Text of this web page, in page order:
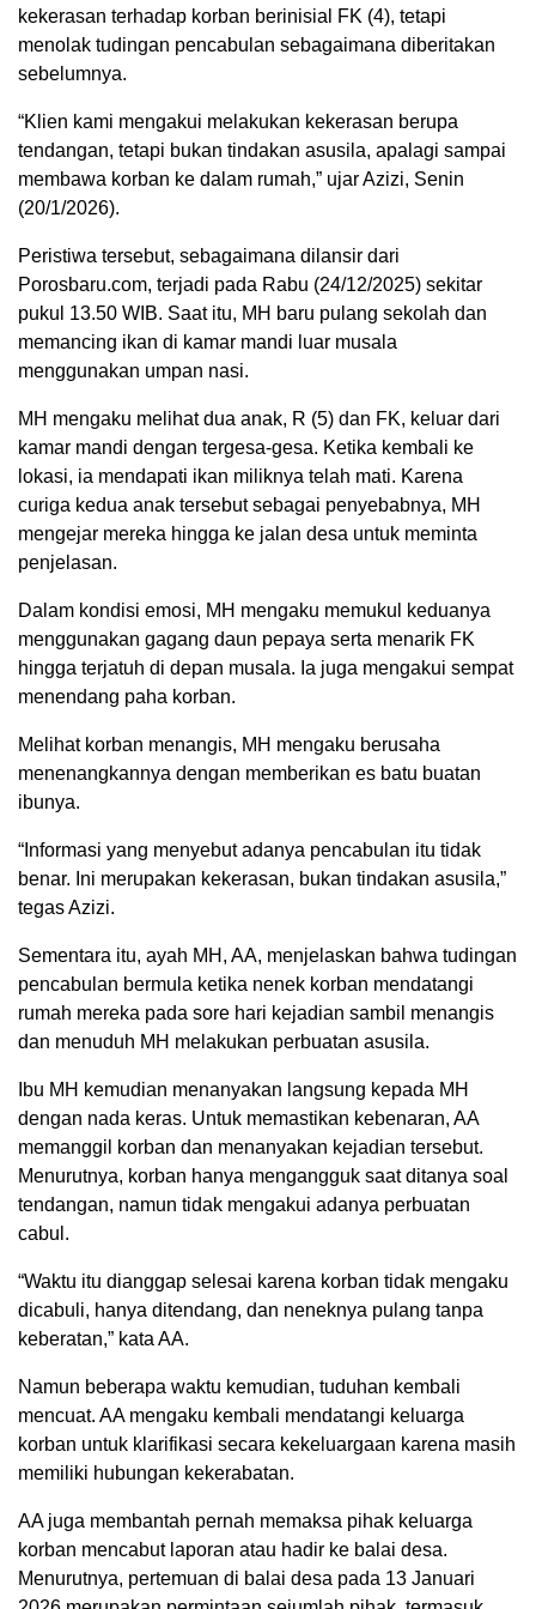
kekerasan terhadap korban berinisial FK (4), tetapi
menolak tudingan pencabulan sebagaimana diberitakan
sebelumnya.
“Klien kami mengakui melakukan kekerasan berupa
tendangan, tetapi bukan tindakan asusila, apalagi sampai
membawa korban ke dalam rumah,” ujar Azizi, Senin
(20/1/2026).
Peristiwa tersebut, sebagaimana dilansir dari
Porosbaru.com, terjadi pada Rabu (24/12/2025) sekitar
pukul 13.50 WIB. Saat itu, MH baru pulang sekolah dan
memancing ikan di kamar mandi luar musala
menggunakan umpan nasi.
MH mengaku melihat dua anak, R (5) dan FK, keluar dari
kamar mandi dengan tergesa-gesa. Ketika kembali ke
lokasi, ia mendapati ikan miliknya telah mati. Karena
curiga kedua anak tersebut sebagai penyebabnya, MH
mengejar mereka hingga ke jalan desa untuk meminta
penjelasan.
Dalam kondisi emosi, MH mengaku memukul keduanya
menggunakan gagang daun pepaya serta menarik FK
hingga terjatuh di depan musala. Ia juga mengakui sempat
menendang paha korban.
Melihat korban menangis, MH mengaku berusaha
menenangkannya dengan memberikan es batu buatan
ibunya.
“Informasi yang menyebut adanya pencabulan itu tidak
benar. Ini merupakan kekerasan, bukan tindakan asusila,”
tegas Azizi.
Sementara itu, ayah MH, AA, menjelaskan bahwa tudingan
pencabulan bermula ketika nenek korban mendatangi
rumah mereka pada sore hari kejadian sambil menangis
dan menuduh MH melakukan perbuatan asusila.
Ibu MH kemudian menanyakan langsung kepada MH
dengan nada keras. Untuk memastikan kebenaran, AA
memanggil korban dan menanyakan kejadian tersebut.
Menurutnya, korban hanya mengangguk saat ditanya soal
tendangan, namun tidak mengakui adanya perbuatan
cabul.
“Waktu itu dianggap selesai karena korban tidak mengaku
dicabuli, hanya ditendang, dan neneknya pulang tanpa
keberatan,” kata AA.
Namun beberapa waktu kemudian, tuduhan kembali
mencuat. AA mengaku kembali mendatangi keluarga
korban untuk klarifikasi secara kekeluargaan karena masih
memiliki hubungan kekerabatan.
AA juga membantah pernah memaksa pihak keluarga
korban mencabut laporan atau hadir ke balai desa.
Menurutnya, pertemuan di balai desa pada 13 Januari